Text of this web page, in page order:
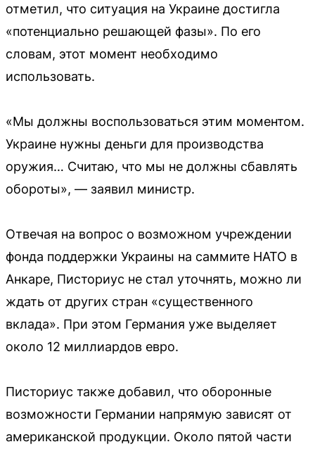
отметил, что ситуация на Украине достигла
«потенциально решающей фазы». По его
словам, этот момент необходимо
использовать.
«Мы должны воспользоваться этим моментом.
Украине нужны деньги для производства
оружия… Считаю, что мы не должны сбавлять
обороты», — заявил министр.
Отвечая на вопрос о возможном учреждении
фонда поддержки Украины на саммите НАТО в
Анкаре, Писториус не стал уточнять, можно ли
ждать от других стран «существенного
вклада». При этом Германия уже выделяет
около 12 миллиардов евро.
Писториус также добавил, что оборонные
возможности Германии напрямую зависят от
американской продукции. Около пятой части